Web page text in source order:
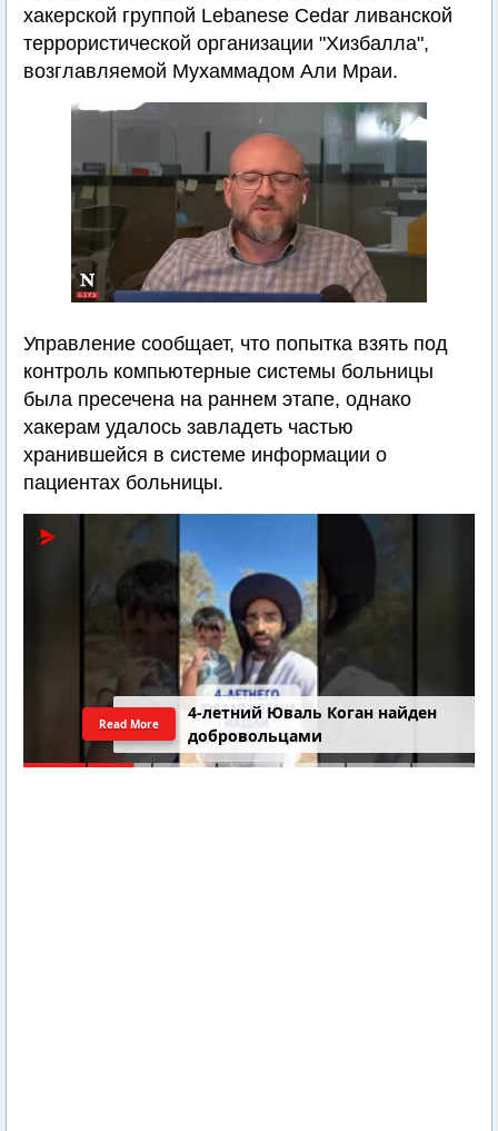
хакерской группой Lebanese Cedar ливанской
террористической организации "Хизбалла",
возглавляемой Мухаммадом Али Мраи.
Управление сообщает, что попытка взять под
контроль компьютерные системы больницы
была пресечена на раннем этапе, однако
хакерам удалось завладеть частью
хранившейся в системе информации о
пациентах больницы.
4-летний Юваль Коган найден
добровольцами
Read More